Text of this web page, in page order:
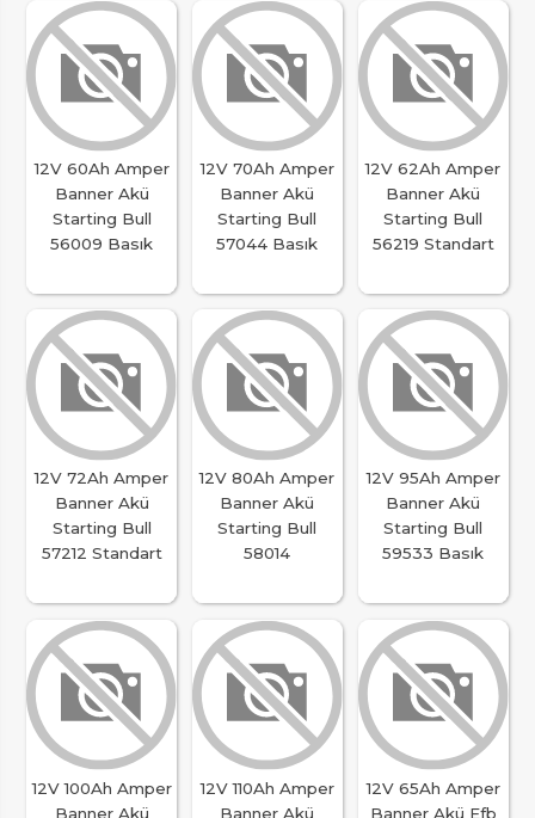
12V 60Ah Amper
Banner Akü
Starting Bull
56009 Basık
12V 70Ah Amper
Banner Akü
Starting Bull
57044 Basık
12V 62Ah Amper
Banner Akü
Starting Bull
56219 Standart
12V 72Ah Amper
Banner Akü
Starting Bull
57212 Standart
12V 80Ah Amper
Banner Akü
Starting Bull
58014
12V 95Ah Amper
Banner Akü
Starting Bull
59533 Basık
12V 100Ah Amper
Banner Akü
12V 110Ah Amper
Banner Akü
12V 65Ah Amper
Banner Akü Efb